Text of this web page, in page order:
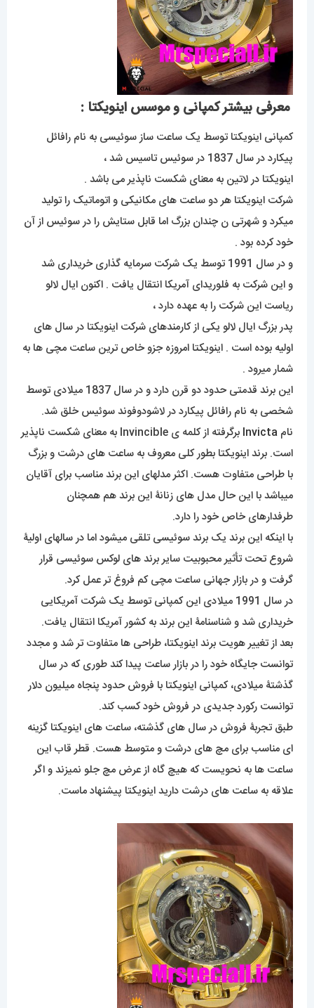
معرفی بیشتر کمپانی و موسس اینویکتا :
کمپانی اینویکتا توسط یک ساعت ساز سوئیسی به نام رافائل
پیکارد در سال 1837 در سوئیس تاسیس شد ،
اینویکتا در لاتین به معنای شکست ناپذیر می باشد .
شرکت اینویکتا هر دو ساعت های مکانیکی و اتوماتیک را تولید
میکرد و شهرتی ن چندان بزرگ اما قابل ستایش را در سوئیس از آن
خود کرده بود .
و در سال 1991 توسط یک شرکت سرمایه گذاری خریداری شد
و این شرکت به فلوریدای آمریکا انتقال یافت . اکنون ایال لالو
ریاست این شرکت را به عهده دارد ،
پدر بزرگ ایال لالو یکی از کارمندهای شرکت اینویکتا در سال های
اولیه بوده است . اینویکتا امروزه جزو خاص ترین ساعت مچی ها به
شمار میرود .
این برند قدمتی حدود دو قرن دارد و در سال 1837 میلادی توسط
شخصی به نام رافائل پیکارد در لاشودوفوند سوئیس خلق شد.
نام Invicta
برگرفته از کلمه ی Invincible به معنای شکست ناپذیر
است. برند اینویکتا بطور کلی معروف به ساعت های درشت و بزرگ
با طراحی متفاوت هست. اکثر مدلهای این برند مناسب برای آقایان
میباشد با این حال مدل های زنانۀ این برند هم همچنان
طرفدارهای خاص خود را دارد.
با اینکه این برند یک برند سوئیسی تلقی میشود اما در سالهای اولیۀ
شروع تحت تأثیر محبوبیت سایر برند های لوکس سوئیسی قرار
گرفت و در بازار جهانی ساعت مچی کم فروغ تر عمل کرد.
در سال 1991 میلادی این کمپانی توسط یک شرکت آمریکایی
خریداری شد و شناسنامۀ این برند به کشور آمریکا انتقال یافت.
بعد از تغییر هویت برند اینویکتا، طراحی ها متفاوت تر شد و مجدد
توانست جایگاه خود را در بازار ساعت پیدا کند طوری که در سال
گذشتۀ میلادی، کمپانی اینویکتا با فروش حدود پنجاه میلیون دلار
توانست رکورد جدیدی در فروش خود کسب کند.
طبق تجربۀ فروش در سال های گذشته، ساعت های اینویکتا گزینه
ای مناسب برای مچ های درشت و متوسط هست. قطر قاب این
ساعت ها به نحویست که هیچ گاه از عرض مچ جلو نمیزند و اگر
علاقه به ساعت های درشت دارید اینویکتا پیشنهاد ماست.